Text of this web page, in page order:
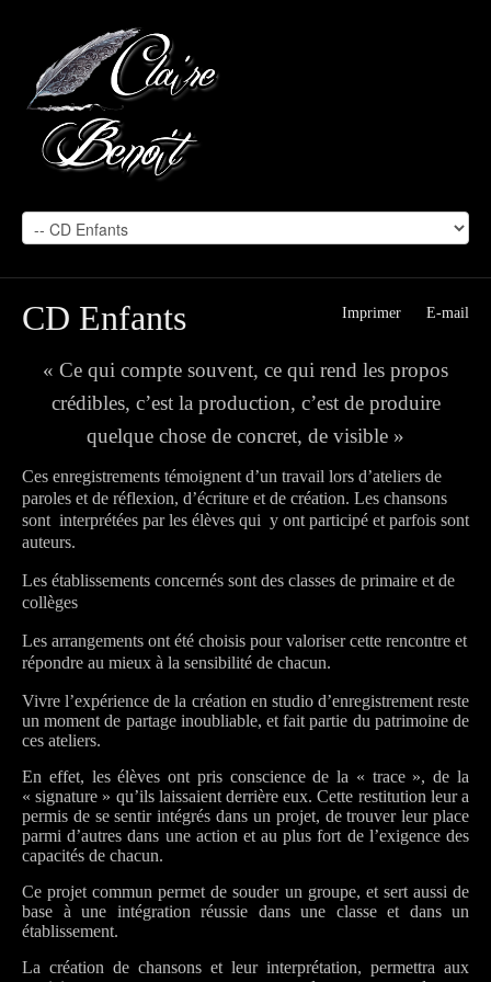
E-mail
Imprimer
CD Enfants
« Ce qui compte souvent, ce qui rend les propos
crédibles, c’est la production, c’est de produire
quelque chose de concret, de visible »
Ces enregistrements témoignent d’un travail lors d’ateliers de
paroles et de réflexion, d’écriture et de création. Les chansons
sont interprétées par les élèves qui y ont participé et parfois sont
auteurs.
Les établissements concernés sont des classes de primaire et de
collèges
Les arrangements ont été choisis pour valoriser cette rencontre et
répondre au mieux à la sensibilité de chacun.
Vivre l’expérience de la création en studio d’enregistrement reste
un moment de partage inoubliable, et fait partie du patrimoine de
ces ateliers.
En effet, les élèves ont pris conscience de la « trace », de la
« signature » qu’ils laissaient derrière eux. Cette restitution leur a
permis de se sentir intégrés dans un projet, de trouver leur place
parmi d’autres dans une action et au plus fort de l’exigence des
capacités de chacun.
Ce projet commun permet de souder un groupe, et sert aussi de
base à une intégration réussie dans une classe et dans un
établissement.
La création de chansons et leur interprétation, permettra aux